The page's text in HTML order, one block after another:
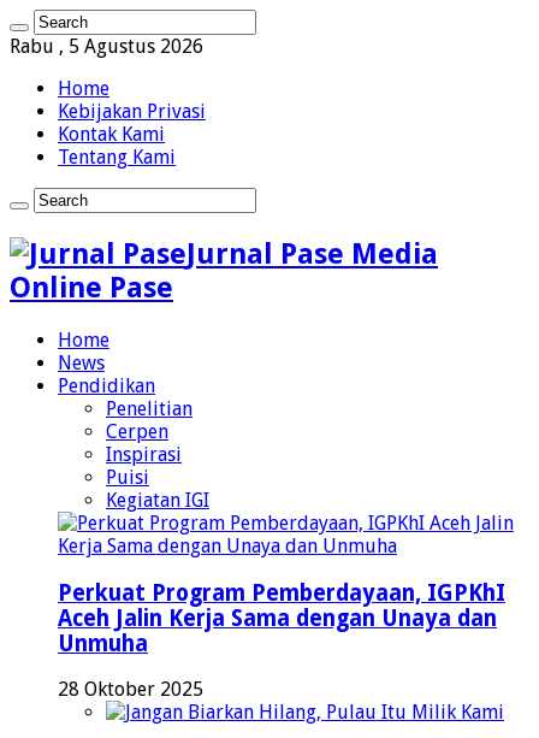
Rabu , 5 Agustus 2026
Home
Kebijakan Privasi
Kontak Kami
Tentang Kami
Jurnal Pase Media
Online Pase
Home
News
Pendidikan
Penelitian
Cerpen
Inspirasi
Puisi
Kegiatan IGI
Perkuat Program Pemberdayaan, IGPKhI
Aceh Jalin Kerja Sama dengan Unaya dan
Unmuha
28 Oktober 2025